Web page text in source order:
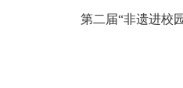
第二届“非遗进校